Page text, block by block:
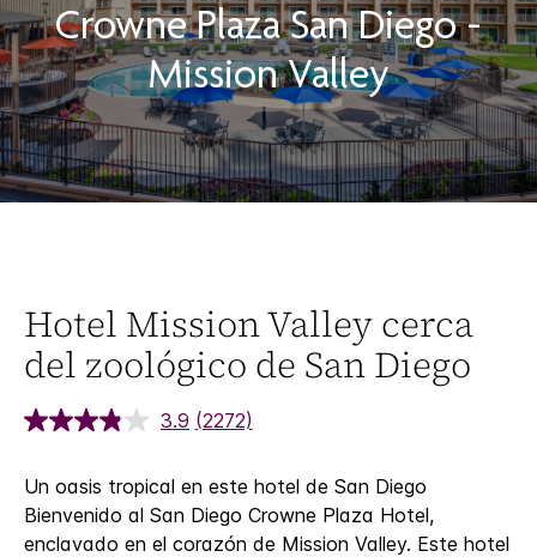
Crowne Plaza San Diego -
Mission Valley
Hotel Mission Valley cerca
del zoológico de San Diego
3.9 (2272)
Un oasis tropical en este hotel de San Diego
Bienvenido al San Diego Crowne Plaza Hotel,
enclavado en el corazón de Mission Valley. Este hotel